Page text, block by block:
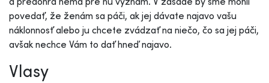
povedať, že ženám sa páči, ak jej dávate najavo vašu
náklonnosť alebo ju chcete zvádzať na niečo, čo sa jej páči,
avšak nechce Vám to dať hneď najavo.
Vlasy